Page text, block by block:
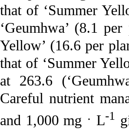
that of ‘Summer
‘Geumhwa’ (8.1
Yellow’ (16.6 per
that of ‘Summer
at 263.6
Careful nutrient
and 1,000 mgㆍL-1